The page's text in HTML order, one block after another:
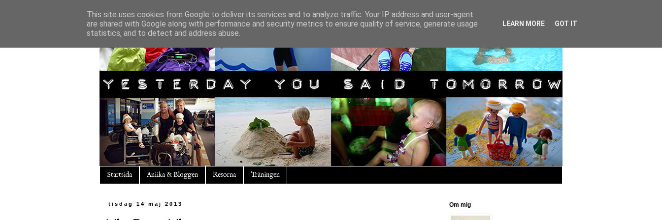
Startsida Aniika & Bloggen Resorna Träningen
tisdag 14 maj 2013 Om mig
This site uses cookies from Google to deliver its services and to analyze traffic. Your IP address and user-agent
are shared with Google along with performance and security metrics to ensure quality of service, generate usage
statistics, and to detect and address abuse.
LEARN MORE GOT IT